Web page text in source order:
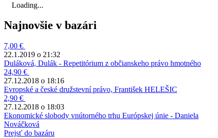
Loading...
Najnovšie v bazári
7,00 €
22.1.2019 o 21:32
Duláková, Dulák - Repetitórium z občianskeho právo hmotného
24,90 €
27.12.2018 o 18:16
Evropské a české družstevní právo, František HELEŠIC
2,90 €
27.12.2018 o 18:03
Ekonomické slobody vnútorného trhu Európskej únie - Daniela
Nováčková
Prejsť do bazáru